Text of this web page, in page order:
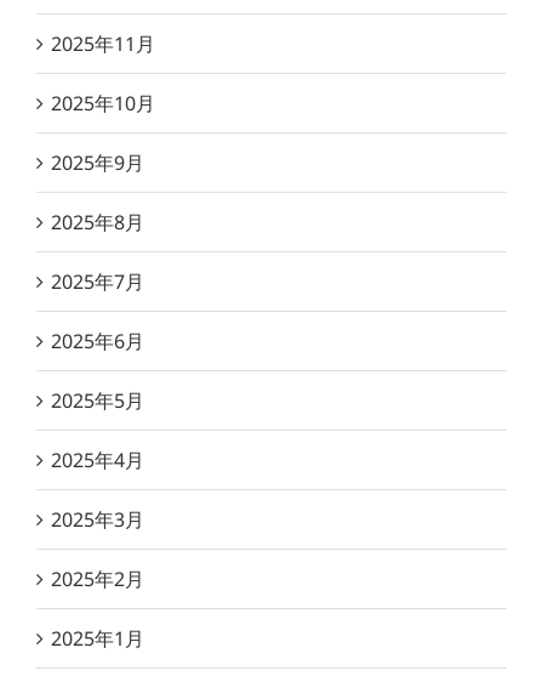
2025年11月
2025年10月
2025年9月
2025年8月
2025年7月
2025年6月
2025年5月
2025年4月
2025年3月
2025年2月
2025年1月